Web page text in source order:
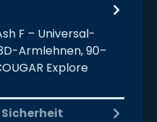
F – Universal-
Armlehnen, 90–
Explore